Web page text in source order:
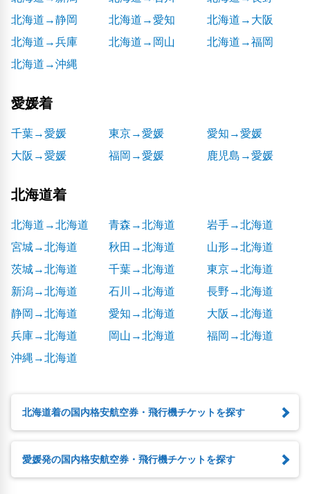
北海道→静岡
北海道→愛知
北海道→大阪
北海道→兵庫
北海道→岡山
北海道→福岡
北海道→沖縄
愛媛着
千葉→愛媛 東京→愛媛
愛知→愛媛
大阪→愛媛
福岡→愛媛 鹿児島→愛媛
北海道着
北海道→北海道 青森→北海道
岩手→北海道
宮城→北海道
秋田→北海道
山形→北海道
茨城→北海道
千葉→北海道
東京→北海道
新潟→北海道
石川→北海道
長野→北海道
静岡→北海道
愛知→北海道
大阪→北海道
兵庫→北海道
岡山→北海道
福岡→北海道
沖縄→北海道
北海道着の国内格安航空券・飛行機チケットを探す
愛媛発の国内格安航空券・飛行機チケットを探す